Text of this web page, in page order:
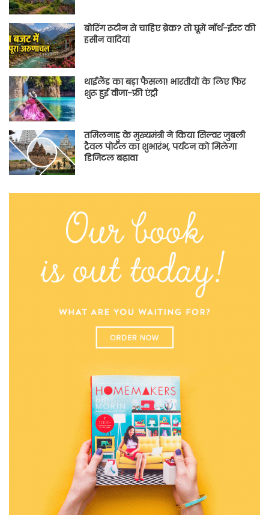
बोरिंग रूटीन से चाहिए ब्रेक? तो घूमें नॉर्थ-ईस्ट की
हसीन वादियां
थाईलैंड का बड़ा फैसला! भारतीयों के लिए फिर
शुरू हुई वीजा-फ्री एंट्री
तमिलनाडु के मुख्यमंत्री ने किया सिल्वर जुबली
ट्रैवल पोर्टल का शुभारंभ, पर्यटन को मिलेगा
डिजिटल बढ़ावा